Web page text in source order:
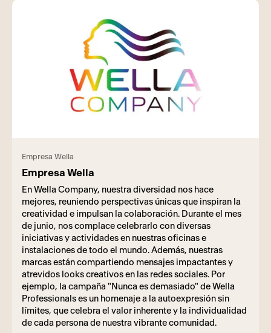
Empresa Wella
Empresa Wella
En Wella Company, nuestra diversidad nos hace
mejores, reuniendo perspectivas únicas que inspiran la
creatividad e impulsan la colaboración. Durante el mes
de junio, nos complace celebrarlo con diversas
iniciativas y actividades en nuestras oficinas e
instalaciones de todo el mundo. Además, nuestras
marcas están compartiendo mensajes impactantes y
atrevidos looks creativos en las redes sociales. Por
ejemplo, la campaña "Nunca es demasiado" de Wella
Professionals es un homenaje a la autoexpresión sin
límites, que celebra el valor inherente y la individualidad
de cada persona de nuestra vibrante comunidad.